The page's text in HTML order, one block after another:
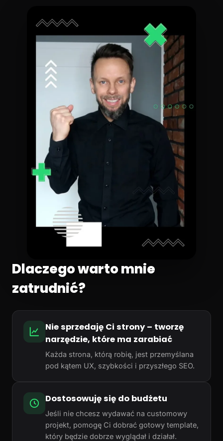
Dlaczego warto mnie
zatrudnić?
Nie sprzedaję Ci strony – tworzę
narzędzie, które ma zarabiać
Każda strona, którą robię, jest przemyślana
pod kątem UX, szybkości i przyszłego SEO.
Dostosowuję się do budżetu
Jeśli nie chcesz wydawać na customowy
projekt, pomogę Ci dobrać gotowy template,
który będzie dobrze wyglądał i działał.